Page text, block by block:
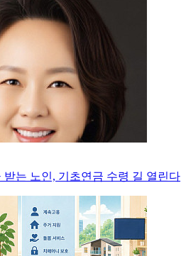
받는 노인, 기초연금 수령 길 열린다